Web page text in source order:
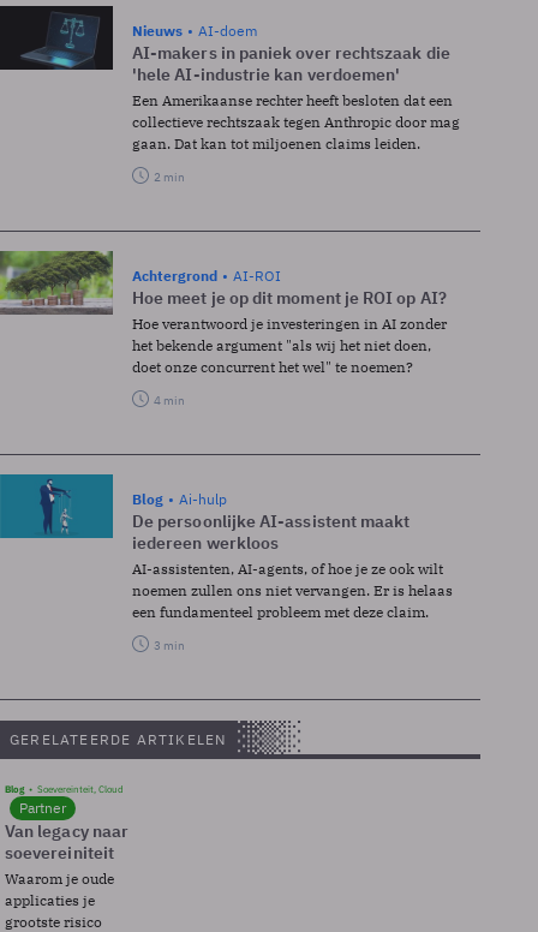
Nieuws AI-doem
AI-makers in paniek over rechtszaak die
'hele AI-industrie kan verdoemen'
Een Amerikaanse rechter heeft besloten dat een
collectieve rechtszaak tegen Anthropic door mag
gaan. Dat kan tot miljoenen claims leiden.
2 min
Achtergrond AI-ROI
Hoe meet je op dit moment je ROI op AI?
Hoe verantwoord je investeringen in AI zonder
het bekende argument "als wij het niet doen,
doet onze concurrent het wel" te noemen?
4 min
Blog Ai-hulp
De persoonlijke AI-assistent maakt
iedereen werkloos
AI-assistenten, AI-agents, of hoe je ze ook wilt
noemen zullen ons niet vervangen. Er is helaas
een fundamenteel probleem met deze claim.
3 min
GERELATEERDE ARTIKELEN
Blog Soevereinteit, Cloud
Partner
Van legacy naar
soevereiniteit
Waarom je oude
applicaties je
grootste risico